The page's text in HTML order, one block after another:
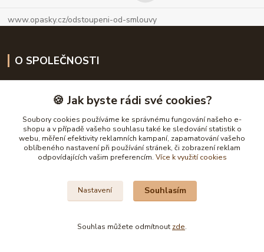
www.opasky.cz/odstoupeni-od-smlouvy
O SPOLEČNOSTI
Doprava a platba
Obchodní podmínky
Jak vybrat opasek
🍪 Jak byste rádi své cookies?
Soubory cookies používáme ke správnému fungování našeho e-
shopu a v případě vašeho souhlasu také ke sledování statistik o
webu, měření efektivity reklamních kampaní, zapamatování vašeho
oblíbeného nastavení při používání stránek, či zobrazení reklam
odpovídajících vašim preferencím. Více k využití cookies
Nastavení Souhlasím
Souhlas můžete odmítnout zde.